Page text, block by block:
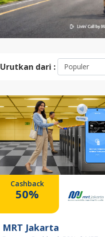
Urutkan dari :
Cashback
50%
MRT Jakarta